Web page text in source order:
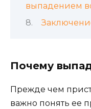
выпадением
Почему
Прежде чем
важно понять ее